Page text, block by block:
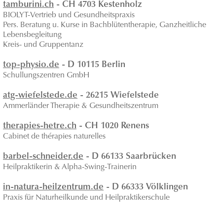
tamburini.ch - CH 4703 Kestenholz
BIOLYT-Vertrieb und Gesundheitspraxis
Pers. Beratung u. Kurse in Bachblütentherapie, Ganzheitliche
Lebensbegleitung
Kreis- und Gruppentanz
top-physio.de - D 10115 Berlin
Schullungszentren GmbH
atg-wiefelstede.de - 26215 Wiefelstede
Ammerländer Therapie & Gesundheitszentrum
therapies-hetre.ch - CH 1020 Renens
Cabinet de thérapies naturelles
barbel-schneider.de - D 66133 Saarbrücken
Heilpraktikerin & Alpha-Swing-Trainerin
in-natura-heilzentrum.de - D 66333 Völklingen
Praxis für Naturheilkunde und Heilpraktikerschule